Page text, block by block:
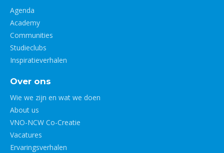
Agenda
Academy
Communities
Studieclubs
Inspiratieverhalen
Over ons
Wie we zijn en wat we doen
About us
VNO-NCW Co-Creatie
Vacatures
Ervaringsverhalen